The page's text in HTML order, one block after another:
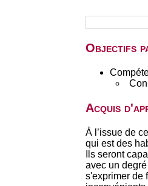
Objectifs
Acquis
À l’issue de
qui est des
Ils seront
avec un
s'exprimer de